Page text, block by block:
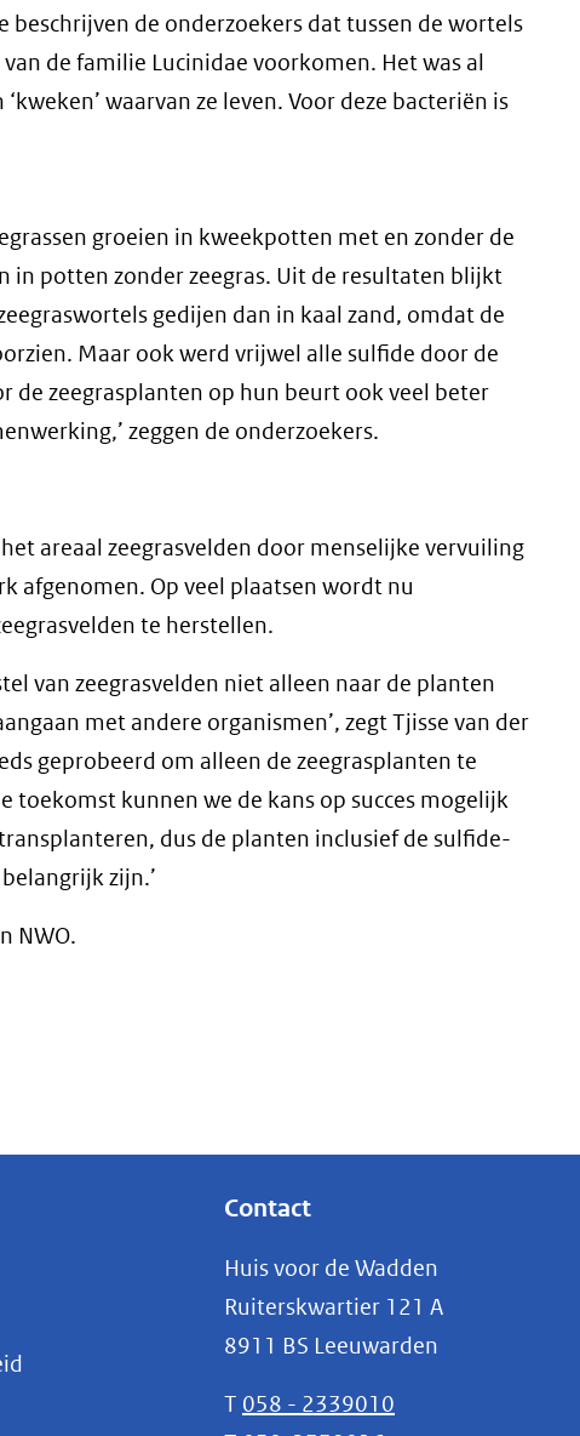
de onderzoekers dat tussen de wortels
de familie Lucinidae voorkomen. Het was al
waarvan ze leven. Voor deze bacteriën is
groeien in kweekpotten met en zonder de
in potten zonder zeegras. Uit de resultaten blijkt
gedijen dan in kaal zand, omdat de
Maar ook werd vrijwel alle sulfide door de
de zeegrasplanten op hun beurt ook veel beter
zeggen de onderzoekers.
areaal zeegrasvelden door menselijke vervuiling
afgenomen. Op veel plaatsen wordt nu
te herstellen.
van zeegrasvelden niet alleen naar de planten
met andere organismen’, zegt Tjisse van der
geprobeerd om alleen de zeegrasplanten te
toekomst kunnen we de kans op succes mogelijk
dus de planten inclusief de sulfide-
zijn.’
NWO.
Contact
Huis voor de Wadden
Ruiterskwartier 121 A
8911 BS Leeuwarden
T 058 - 2339010